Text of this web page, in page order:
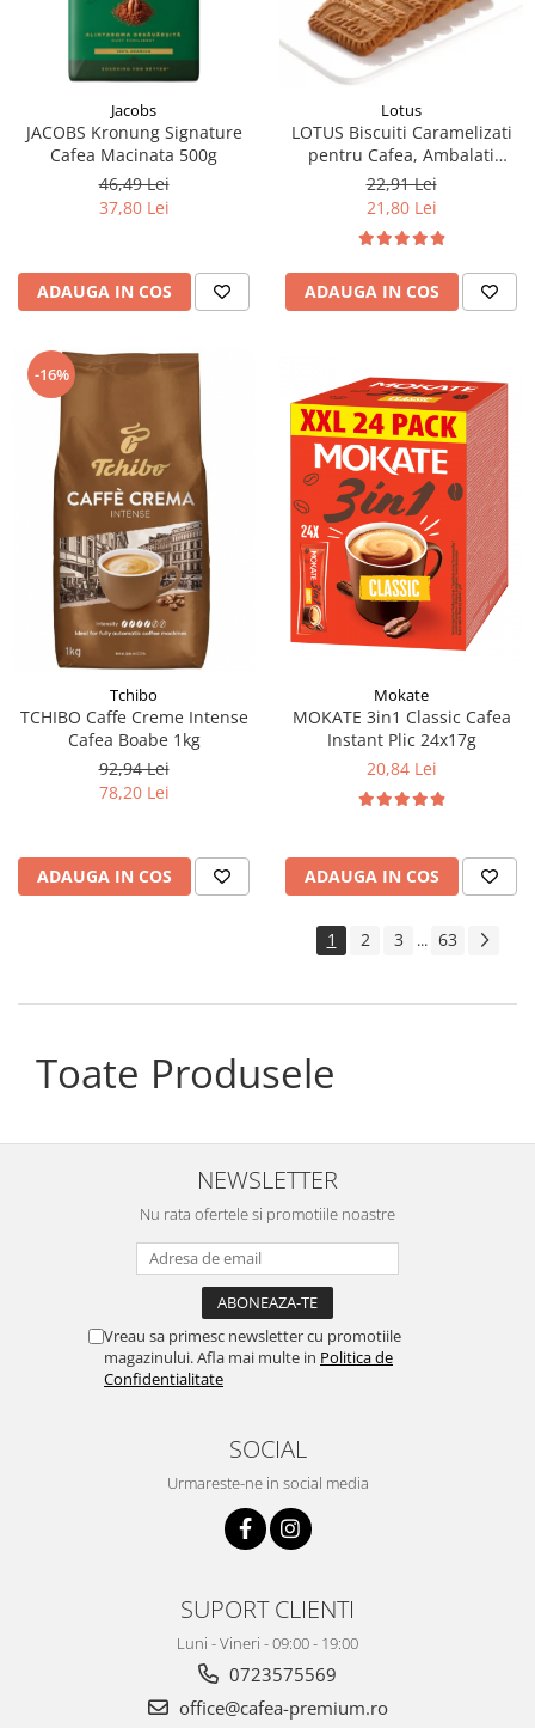
Jacobs
JACOBS Kronung Signature
Cafea Macinata 500g
46,49 Lei
37,80 Lei
ADAUGA IN COS
Lotus
LOTUS Biscuiti Caramelizati
pentru Cafea, Ambalati
Individual 50buc 312.5g
22,91 Lei
21,80 Lei
ADAUGA IN COS
-16%
Tchibo
TCHIBO Caffe Creme Intense
Cafea Boabe 1kg
92,94 Lei
78,20 Lei
ADAUGA IN COS
Mokate
MOKATE 3in1 Classic Cafea
Instant Plic 24x17g
20,84 Lei
ADAUGA IN COS
1 2 3 ... 63
Toate Produsele
NEWSLETTER
Nu rata ofertele si promotiile noastre
Vreau sa primesc newsletter cu promotiile
magazinului. Afla mai multe in Politica de
Confidentialitate
SOCIAL
Urmareste-ne in social media
SUPORT CLIENTI
Luni - Vineri - 09:00 - 19:00
0723575569
office@cafea-premium.ro